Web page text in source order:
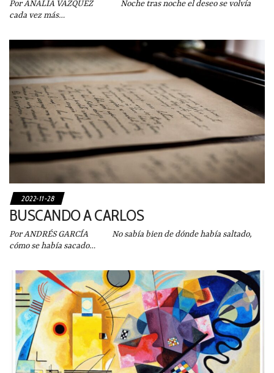
Por ANALÍA VÁZQUEZ Noche tras noche el deseo se volvía
cada vez más…
2022-11-28
BUSCANDO A CARLOS
Por ANDRÉS GARCÍA No sabía bien de dónde había saltado,
cómo se había sacado…